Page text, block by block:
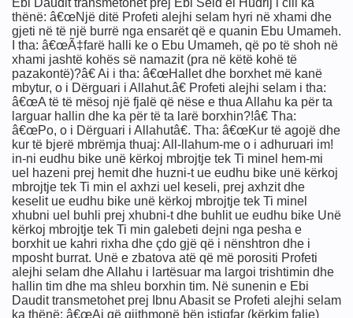
Ebi Daudit transmetohet prej Ebi Seid el Hudrij i cili ka
thënë: â€œNjë ditë Profeti alejhi selam hyri në xhami dhe
gjeti në të një burrë nga ensarët që e quanin Ebu Umameh.
I tha: â€œÃ‡farë halli ke o Ebu Umameh, që po të shoh në
xhami jashtë kohës së namazit (pra në këtë kohë të
pazakontë)?â€ Ai i tha: â€œHallet dhe borxhet më kanë
mbytur, o i Dërguari i Allahut.â€ Profeti alejhi selam i tha:
â€œA të të mësoj një fjalë që nëse e thua Allahu ka për ta
larguar hallin dhe ka për të ta larë borxhin?!â€ Tha:
â€œPo, o i Dërguari i Allahutâ€. Tha: â€œKur të agojë dhe
kur të bjerë mbrëmja thuaj: All-llahum-me o i adhuruari im!
in-ni eudhu bike unë kërkoj mbrojtje tek Ti minel hem-mi
uel hazeni prej hemit dhe huzni-t ue eudhu bike unë kërkoj
mbrojtje tek Ti min el axhzi uel keseli, prej axhzit dhe
keselit ue eudhu bike unë kërkoj mbrojtje tek Ti minel
xhubni uel buhli prej xhubni-t dhe buhlit ue eudhu bike Unë
kërkoj mbrojtje tek Ti min galebeti dejni nga pesha e
borxhit ue kahri rixha dhe çdo gjë që i nënshtron dhe i
mposht burrat. Unë e zbatova atë që më porositi Profeti
alejhi selam dhe Allahu i lartësuar ma largoi trishtimin dhe
hallin tim dhe ma shleu borxhin tim. Në sunenin e Ebi
Daudit transmetohet prej Ibnu Abasit se Profeti alejhi selam
ka thënë: â€œAi që gjithmonë bën istigfar (kërkim falje)